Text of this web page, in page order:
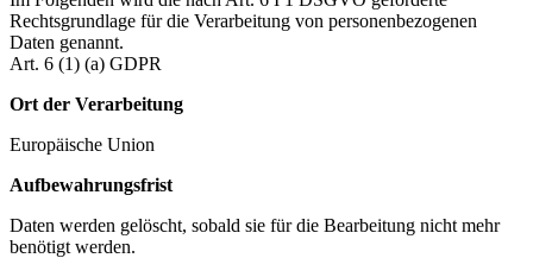
Rechtsgrundlage für die Verarbeitung von personenbezogenen
Daten genannt.
Art. 6 (1) (a) GDPR
Ort der Verarbeitung
Europäische Union
Aufbewahrungsfrist
Daten werden gelöscht, sobald sie für die Bearbeitung nicht mehr
benötigt werden.